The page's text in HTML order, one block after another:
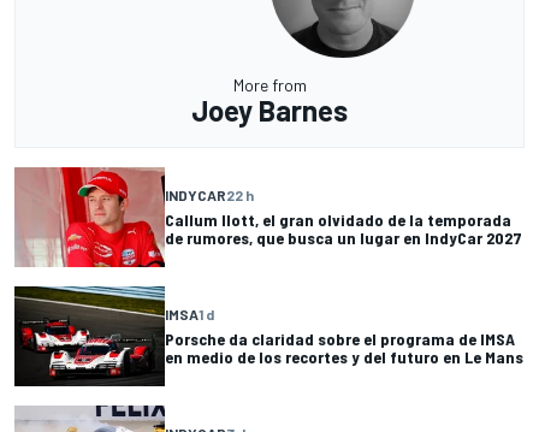
More from
Joey Barnes
INDYCAR22 h
Callum Ilott, el gran olvidado de la temporada
de rumores, que busca un lugar en IndyCar 2027
IMSA1 d
Porsche da claridad sobre el programa de IMSA
en medio de los recortes y del futuro en Le Mans